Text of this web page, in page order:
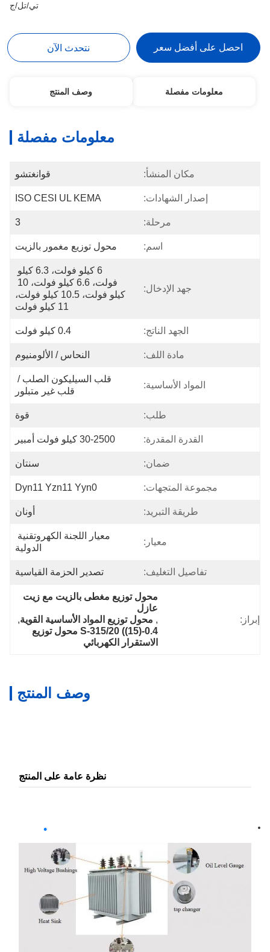
تي/تل/ج
احصل على أفضل سعر نتحدث الآن
معلومات مفصلة وصف المنتج
معلومات مفصلة
مكان المنشأ: قوانغتشو
إصدار الشهادات: ISO CESI UL KEMA
مرحلة: 3
اسم: محول توزيع مغمور بالزيت
جهد الإدخال:
11 كيلو فولت
الجهد الناتج: 0.4 كيلو فولت
مادة اللف: النحاس / الألومنيوم
المواد الأساسية:
قلب غير متبلور
طلب: قوة
القدرة المقدرة: 30-2500 كيلو فولت أمبير
ضمان: سنتان
مجموعة المتجهات: Dyn11 Yzn11 Yyn0
طريقة التبريد: أونان
معيار:
الدولية
تفاصيل التغليف: تصدير الحزمة القياسية
إبراز:
عازل
, محول توزيع المواد الأساسية القوية,
الاستقرار الكهربائي
وصف المنتج
نظرة عامة على المنتج